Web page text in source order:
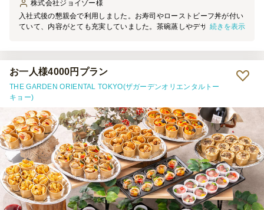
株式会社ジョイゾー様
入社式後の懇親会で利用しました。お寿司やローストビーフ丼が付い
ていて、内容がとても充実していました。茶碗蒸しやデザートの白玉
たです。おいしかったですし、みんな喜んでいました。また利用した
いと思います。
続きを表示
お一人様4000円プラン
THE GARDEN ORIENTAL TOKYO(ザガーデンオリエンタルトー
キョー)